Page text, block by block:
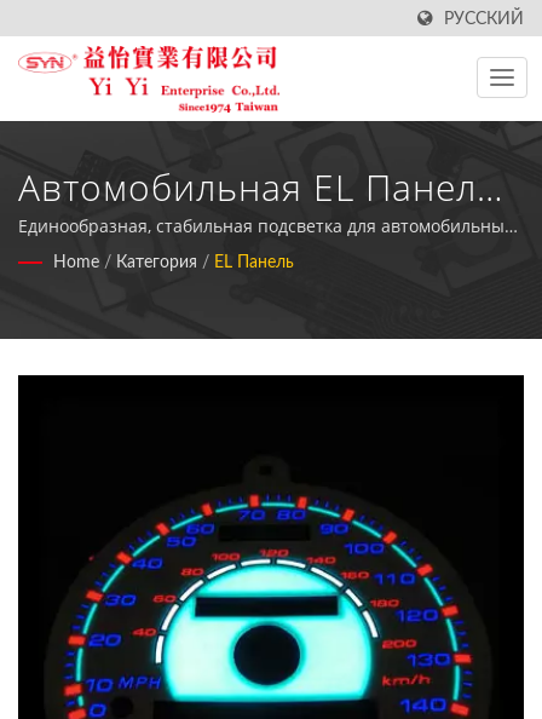
РУССКИЙ
Автомобильная EL Панель -
Профессиональные
Решения По
Электролюминесценции
Единообразная, стабильная подсветка для автомобильных
и промышленных измерительных приборов с гибким
Home / Категория / EL Панель